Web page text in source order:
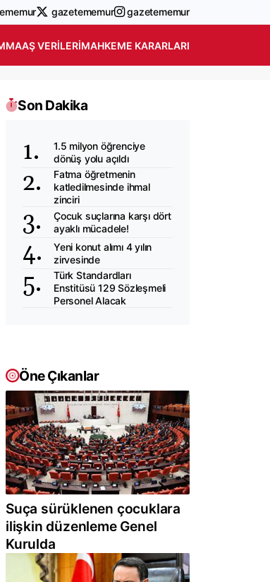
gazetememur gazetememur
MAAŞ VERILERIMAHKEME KARARLARI
Son Dakika
1.5 milyon öğrenciye
dönüş yolu açıldı
Fatma öğretmenin
katledilmesinde ihmal
zinciri
Çocuk suçlarına karşı dört
ayaklı mücadele!
Yeni konut alımı 4 yılın
zirvesinde
Türk Standardları
Enstitüsü 129 Sözleşmeli
Personel Alacak
Öne Çıkanlar
Suça sürüklenen çocuklara
ilişkin düzenleme Genel
Kurulda